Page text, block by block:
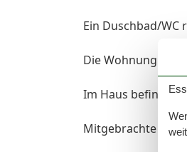
Ein Duschbad/WC
Die Wohnung ist
Im Haus befinden
Mitgebrachte